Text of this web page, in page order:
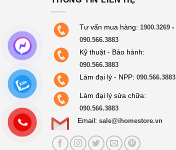
Tư vấn mua hàng: 1900.3269 -
090.566.3883
Kỹ thuật - Bảo hành:
090.566.3883
Làm đại lý - NPP: 090.566.3883
Làm đại lý sửa chữa:
090.566.3883
Email: sale@ihomestore.vn